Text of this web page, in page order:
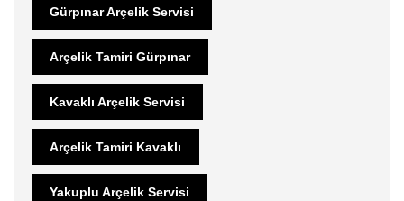
Gürpınar Arçelik Servisi
Arçelik Tamiri Gürpınar
Kavaklı Arçelik Servisi
Arçelik Tamiri Kavaklı
Yakuplu Arçelik Servisi